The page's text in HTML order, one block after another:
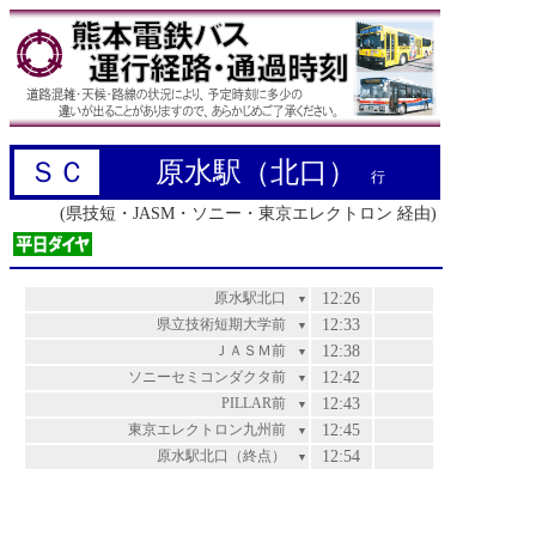
ＳＣ 原水駅（北口） 行
(県技短・JASM・ソニー・東京エレクトロン 経由)
原水駅北口 ▼ 12:26
県立技術短期大学前 ▼ 12:33
ＪＡＳＭ前 ▼ 12:38
ソニーセミコンダクタ前 ▼ 12:42
PILLAR前 ▼ 12:43
東京エレクトロン九州前 ▼ 12:45
原水駅北口（終点） ▼ 12:54